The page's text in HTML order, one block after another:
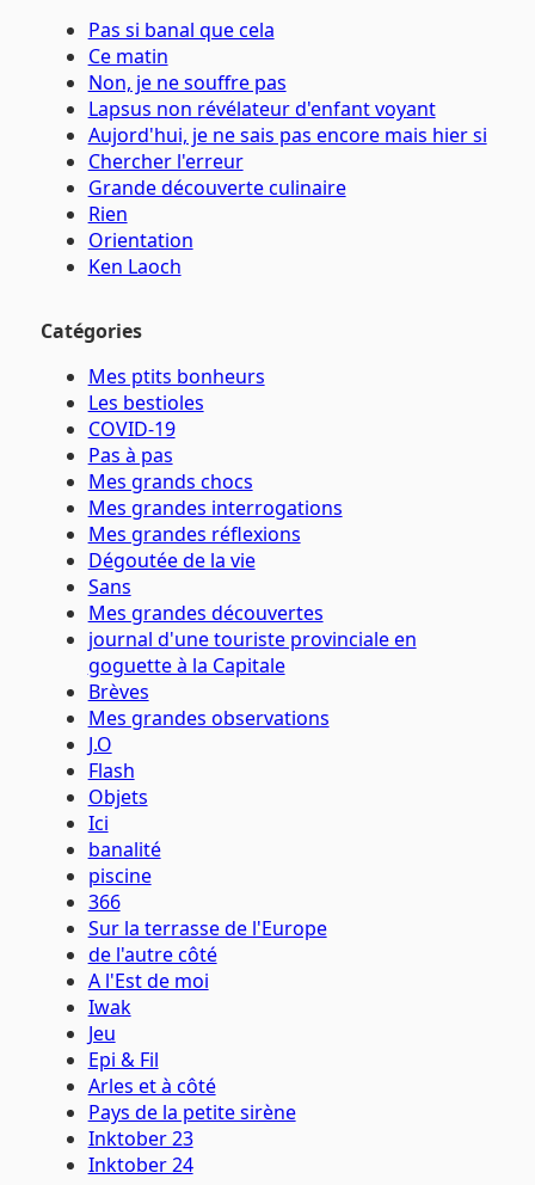
Pas si banal que cela
Ce matin
Non, je ne souffre pas
Lapsus non révélateur d'enfant voyant
Aujord'hui, je ne sais pas encore mais hier si
Chercher l'erreur
Grande découverte culinaire
Rien
Orientation
Ken Laoch
Catégories
Mes ptits bonheurs
Les bestioles
COVID-19
Pas à pas
Mes grands chocs
Mes grandes interrogations
Mes grandes réflexions
Dégoutée de la vie
Sans
Mes grandes découvertes
journal d'une touriste provinciale en
goguette à la Capitale
Brèves
Mes grandes observations
J.O
Flash
Objets
Ici
banalité
piscine
366
Sur la terrasse de l'Europe
de l'autre côté
A l'Est de moi
Iwak
Jeu
Epi & Fil
Arles et à côté
Pays de la petite sirène
Inktober 23
Inktober 24